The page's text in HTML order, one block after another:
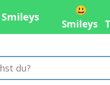
😃
Smileys